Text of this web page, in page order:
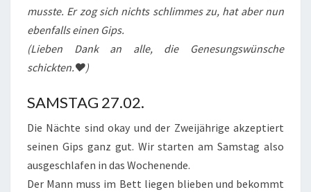
musste. Er zog sich nichts schlimmes zu, hat aber nun
ebenfalls einen Gips.
(Lieben Dank an alle, die Genesungswünsche
schickten.❤)
SAMSTAG 27.02.
Die Nächte sind okay und der Zweijährige akzeptiert
seinen Gips ganz gut. Wir starten am Samstag also
ausgeschlafen in das Wochenende.
Der Mann muss im Bett liegen blieben und bekommt